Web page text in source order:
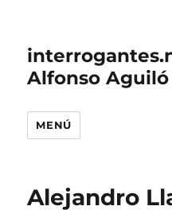
Alfonso Aguiló
MENÚ
Alejandro